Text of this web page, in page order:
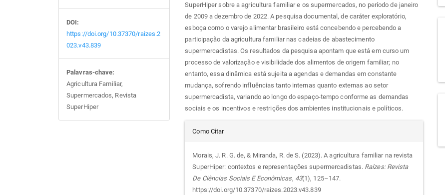
DOI:
https://doi.org/10.37370/raizes.2
023.v43.839
Palavras-chave:
Agricultura Familiar,
Supermercados, Revista
SuperHiper
SuperHiper sobre a agricultura familiar e os supermercados, no período de janeiro
de 2009 a dezembro de 2022. A pesquisa documental, de caráter exploratório,
esboça como o varejo alimentar brasileiro está concebendo e percebendo a
participação da agricultura familiar nas cadeias de abastecimento
supermercadistas. Os resultados da pesquisa apontam que está em curso um
processo de valorização e visibilidade dos alimentos de origem familiar; no
entanto, essa dinâmica está sujeita a agendas e demandas em constante
mudança, sofrendo influências tanto internas quanto externas ao setor
supermercadista, variando ao longo do espaço-tempo conforme as demandas
sociais e os incentivos e restrições dos ambientes institucionais e políticos.
Detalhes
do
artigo
Como Citar
Morais, J. R. G. de, & Miranda, R. de S. (2023). A agricultura familiar na revista
SuperHiper: contextos e representações supermercadistas. Raízes: Revista
De Ciências Sociais E Econômicas, 43(1), 125–147.
https://doi.org/10.37370/raizes.2023.v43.839